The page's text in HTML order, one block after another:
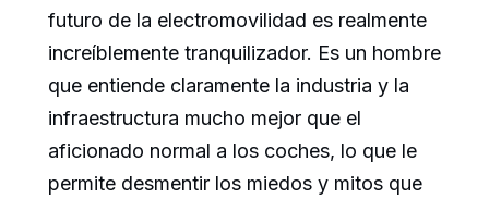
futuro de la electromovilidad es realmente
increíblemente tranquilizador. Es un hombre
que entiende claramente la industria y la
infraestructura mucho mejor que el
aficionado normal a los coches, lo que le
permite desmentir los miedos y mitos que